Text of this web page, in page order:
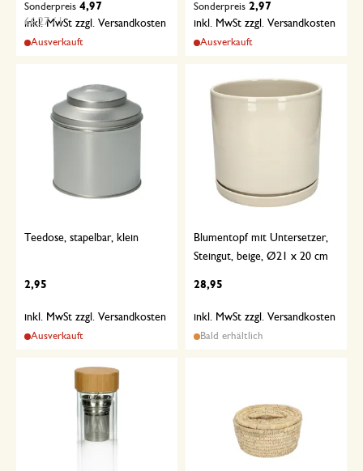
Sonderpreis 4,97
66,27 / l
inkl. MwSt zzgl. Versandkosten
Ausverkauft
Sonderpreis 2,97
inkl. MwSt zzgl. Versandkosten
Ausverkauft
Teedose, stapelbar, klein
2,95
inkl. MwSt zzgl. Versandkosten
Ausverkauft
Blumentopf mit Untersetzer,
Steingut, beige, Ø21 x 20 cm
28,95
inkl. MwSt zzgl. Versandkosten
Bald erhältlich